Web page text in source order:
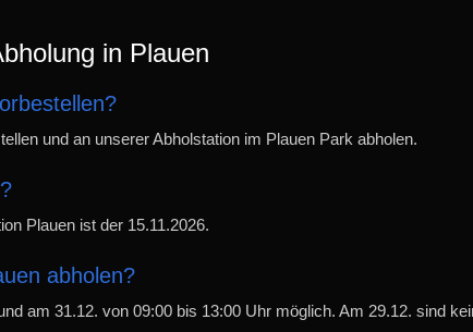
in Plauen
und an unserer Abholstation im Plauen Park abholen.
Plauen ist der 15.11.2026.
abholen?
am 31.12. von 09:00 bis 13:00 Uhr möglich. Am 29.12. sind